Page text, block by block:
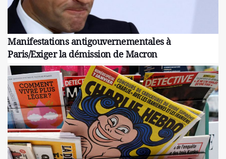
Manifestations antigouvernementales à
Paris/Exiger la démission de Macron